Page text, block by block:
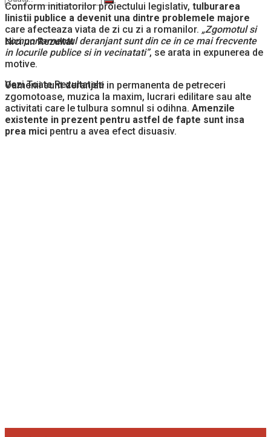
Nici un Rezultat
Vezi Toate Rezultatele
Conform initiatorilor proiectului legislativ, tulburarea
linistii publice a devenit una dintre problemele majore
care afecteaza viata de zi cu zi a romanilor. „Zgomotul si
comportamentul deranjant sunt din ce in ce mai frecvente
in locurile publice si in vecinatati”, se arata in expunerea de
motive.
Oamenii sunt deranjati in permanenta de petreceri
zgomotoase, muzica la maxim, lucrari edilitare sau alte
activitati care le tulbura somnul si odihna. Amenzile
existente in prezent pentru astfel de fapte sunt insa
prea mici pentru a avea efect disuasiv.